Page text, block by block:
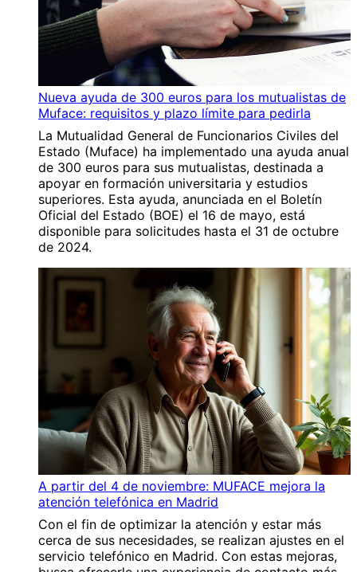
Nueva ayuda de 300 euros para los mutualistas de
Muface: requisitos y plazo límite para pedirla
La Mutualidad General de Funcionarios Civiles del
Estado (Muface) ha implementado una ayuda anual
de 300 euros para sus mutualistas, destinada a
apoyar en formación universitaria y estudios
superiores. Esta ayuda, anunciada en el Boletín
Oficial del Estado (BOE) el 16 de mayo, está
disponible para solicitudes hasta el 31 de octubre
de 2024.
A partir del 4 de noviembre: MUFACE mejora la
atención telefónica en Madrid
Con el fin de optimizar la atención y estar más
cerca de sus necesidades, se realizan ajustes en el
servicio telefónico en Madrid. Con estas mejoras,